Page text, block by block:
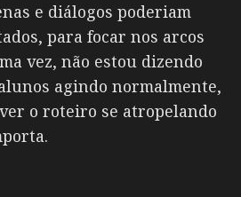
e diálogos poderiam
para focar nos arcos
vez, não estou dizendo
agindo normalmente,
o roteiro se atropelando